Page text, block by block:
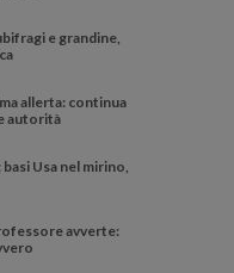
e grandine,
allerta: continua
autorità
Usa nel mirino,
avverte: